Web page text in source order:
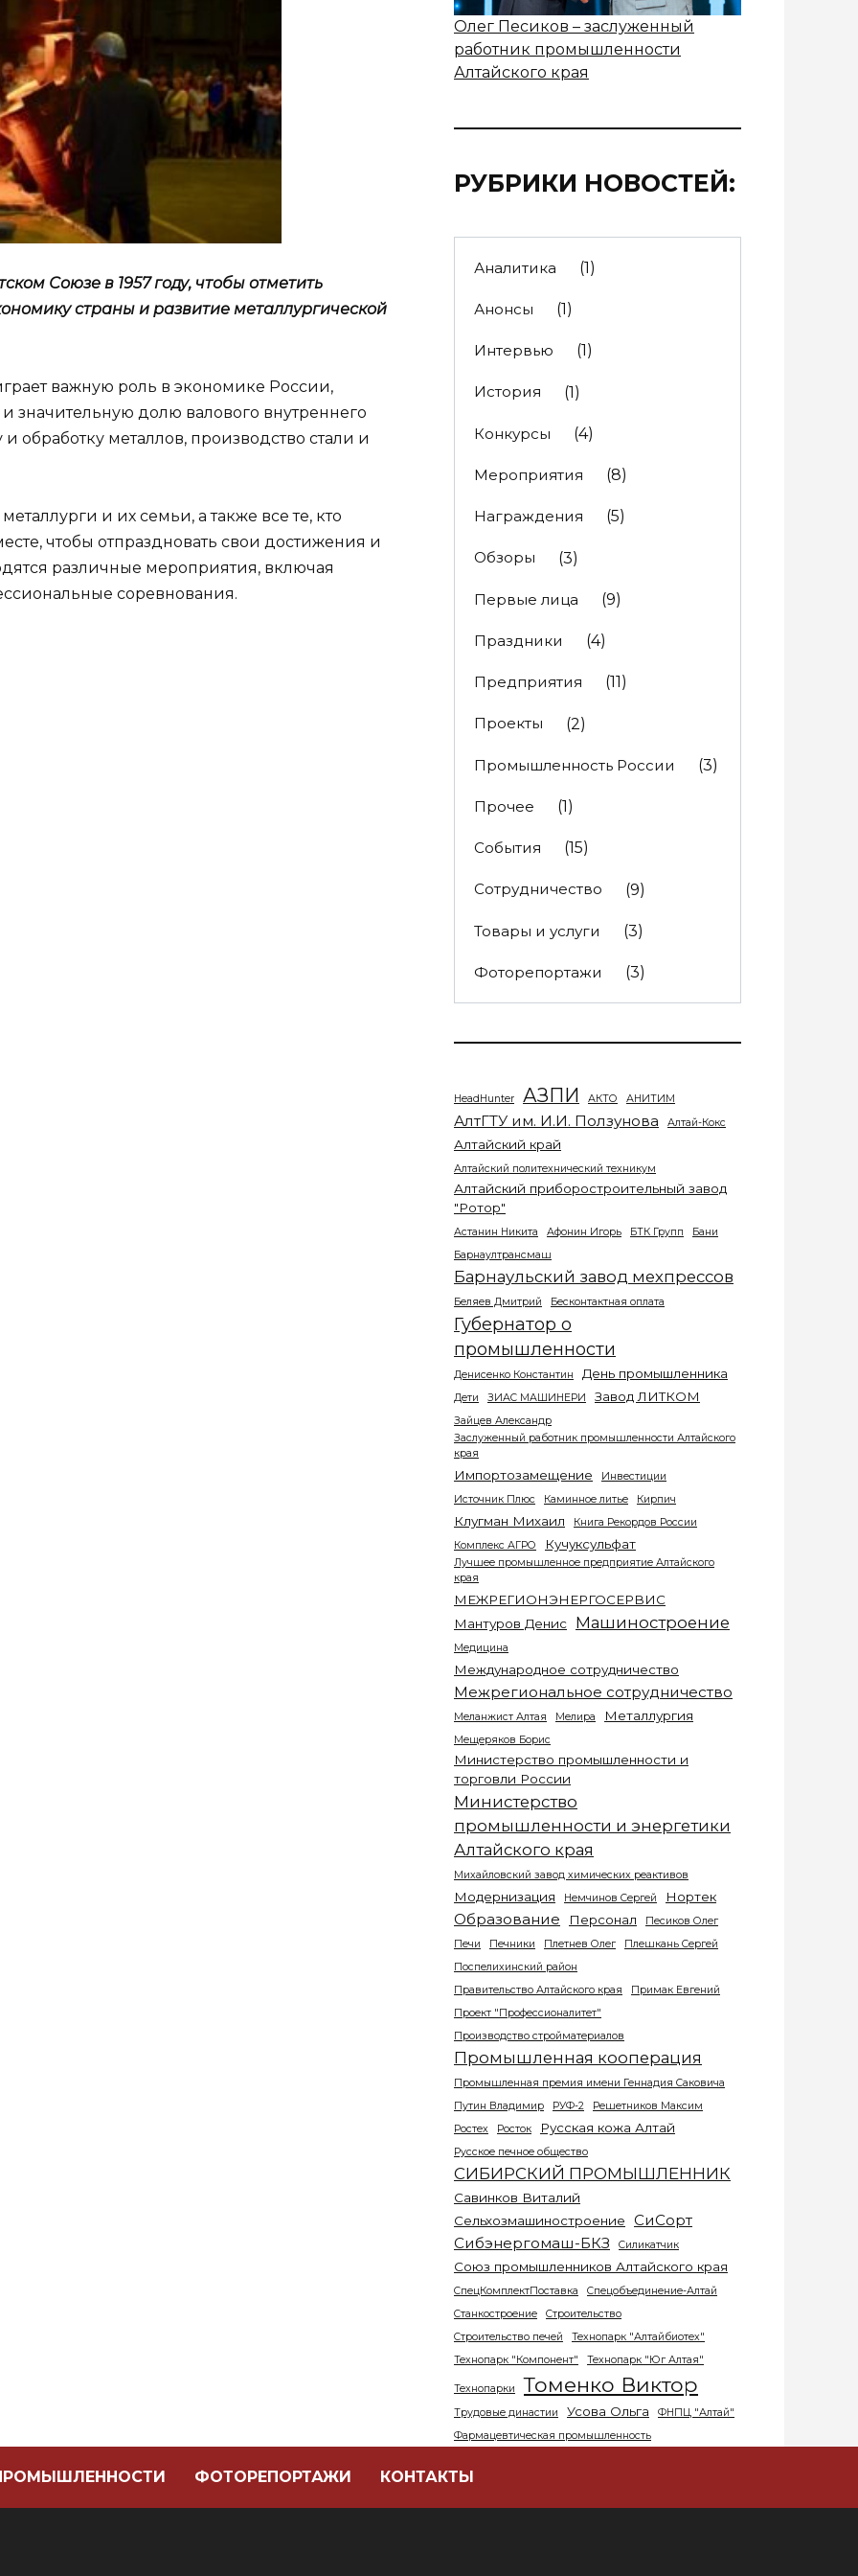
Союзе в 1957 году, чтобы отметить
страны и развитие металлургической
важную роль в экономике России,
значительную долю валового внутреннего
обработку металлов, производство стали и
и их семьи, а также все те, кто
чтобы отпраздновать свои достижения и
различные мероприятия, включая
соревнования.
Олег Песиков – заслуженный
работник промышленности
Алтайского края
РУБРИКИ НОВОСТЕЙ:
Аналитика (1)
Анонсы (1)
Интервью (1)
История (1)
Конкурсы (4)
Мероприятия (8)
Награждения (5)
Обзоры (3)
Первые лица (9)
Праздники (4)
Предприятия (11)
Проекты (2)
Промышленность России (3)
Прочее (1)
События (15)
Сотрудничество (9)
Товары и услуги (3)
Фоторепортажи (3)
HeadHunter АЗПИ АКТО АНИТИМ
АлтГТУ им. И.И. Ползунова Алтай-Кокс
Алтайский край
Алтайский политехнический техникум
Алтайский приборостроительный завод
"Ротор"
Астанин Никита Афонин Игорь БТК Групп
Бани
Барнаултрансмаш
Барнаульский завод мехпрессов
Беляев Дмитрий Бесконтактная оплата
Губернатор о
промышленности
Денисенко Константин День промышленника
Дети ЗИАС МАШИНЕРИ Завод ЛИТКОМ
Зайцев Александр
Заслуженный работник промышленности Алтайского
края
Импортозамещение
Инвестиции
Источник Плюс
Каминное литье Кирпич
Клугман Михаил
Книга Рекордов России
Комплекс АГРО
Кучуксульфат
Лучшее промышленное предприятие Алтайского
края
МЕЖРЕГИОНЭНЕРГОСЕРВИС
Мантуров Денис
Машиностроение
Медицина
Международное сотрудничество
Межрегиональное сотрудничество
Меланжист Алтая Мелира Металлургия
Мещеряков Борис
Министерство промышленности и
торговли России
Министерство
промышленности и энергетики
Алтайского края
Михайловский завод химических реактивов
Модернизация Немчинов Сергей Нортек
Образование Персонал
Песиков Олег
Печи
Печники Плетнев Олег
Плешкань Сергей
Поспелихинский район
Правительство Алтайского края
Примак Евгений
Проект "Профессионалитет"
Производство стройматериалов
Промышленная кооперация
Промышленная премия имени Геннадия Саковича
Путин Владимир
РУФ-2
Решетников Максим
Ростех
Росток Русская кожа Алтай
Русское печное общество
СИБИРСКИЙ ПРОМЫШЛЕННИК
Савинков Виталий
Сельхозмашиностроение
СиСорт
Сибэнергомаш-БКЗ
Силикатчик
Союз промышленников Алтайского края
СпецКомплектПоставка
Спецобъединение-Алтай
Станкостроение
Строительство
Строительство печей
Технопарк "Алтайбиотех"
Технопарк "Компонент"
Технопарк "Юг Алтая"
Технопарки Томенко Виктор
Трудовые династии Усова Ольга
ФНПЦ "Алтай"
Фармацевтическая промышленность
Химическая промышленность
ФОТОРЕПОРТАЖИ КОНТАКТЫ